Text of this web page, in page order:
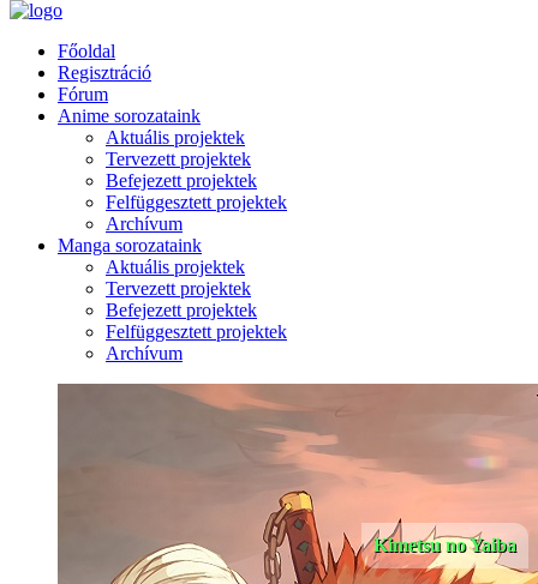
Főoldal
Regisztráció
Fórum
Anime sorozataink
Aktuális projektek
Tervezett projektek
Befejezett projektek
Felfüggesztett projektek
Archívum
Manga sorozataink
Aktuális projektek
Tervezett projektek
Befejezett projektek
Felfüggesztett projektek
Archívum
Kimetsu no Yaiba